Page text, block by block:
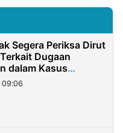
Segera Periksa Dirut
Dugaan
dalam Kasus
Nasabah Rp2,58